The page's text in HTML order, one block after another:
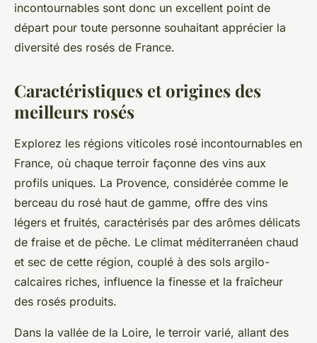
incontournables sont donc un excellent point de
départ pour toute personne souhaitant apprécier la
diversité des rosés de France.
Caractéristiques et origines des
meilleurs rosés
Explorez les régions viticoles rosé incontournables en
France, où chaque terroir façonne des vins aux
profils uniques. La Provence, considérée comme le
berceau du rosé haut de gamme, offre des vins
légers et fruités, caractérisés par des arômes délicats
de fraise et de pêche. Le climat méditerranéen chaud
et sec de cette région, couplé à des sols argilo-
calcaires riches, influence la finesse et la fraîcheur
des rosés produits.
Dans la vallée de la Loire, le terroir varié, allant des